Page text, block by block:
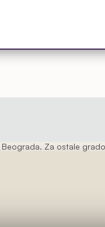
Za ostale